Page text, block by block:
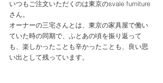
いつもご注文いただくのは東京のsvale furniture
さん。
オーナーの三宅さんとは、東京の家具屋で働い
ていた時の同期で、ふとあの頃を振り返って
も、楽しかったことも辛かったことも、良い思
い出として残っています。